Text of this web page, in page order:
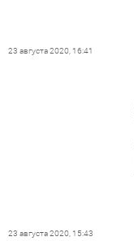
23 августа 2020, 16:41
23 августа 2020, 15:43